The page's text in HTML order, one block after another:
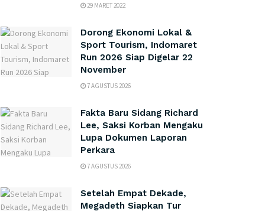
29 MARET 2022
Dorong Ekonomi Lokal &
Sport Tourism, Indomaret
Run 2026 Siap Digelar 22
November
7 AGUSTUS 2026
Fakta Baru Sidang Richard
Lee, Saksi Korban Mengaku
Lupa Dokumen Laporan
Perkara
7 AGUSTUS 2026
Setelah Empat Dekade,
Megadeth Siapkan Tur